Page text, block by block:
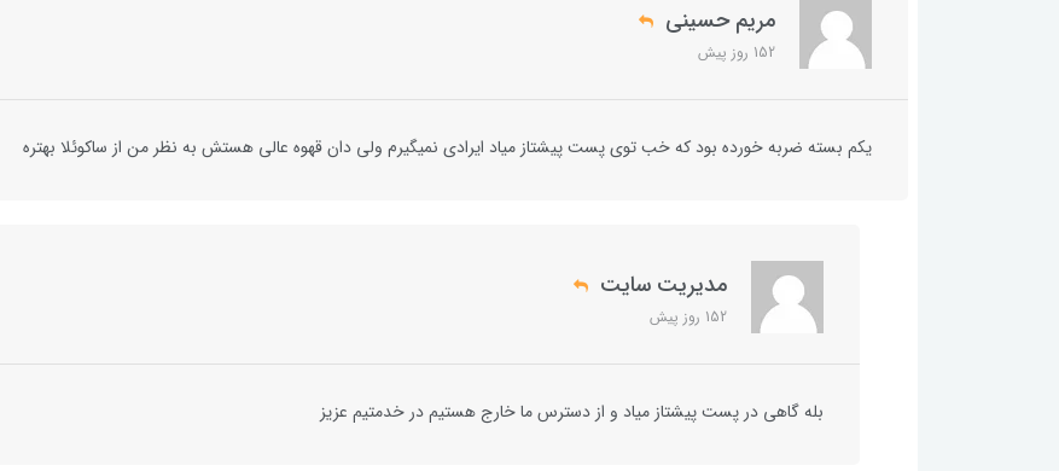
مریم حسینی
152 روز پیش
یکم بسته ضربه خورده بود که خب توی پست پیشتاز میاد ایرادی نمیگیرم ولی دان قهوه عالی هستش به نظر من از ساکوئلا بهتره
مدیریت سایت
152 روز پیش
بله گاهی در پست پیشتاز میاد و از دسترس ما خارج هستیم در خدمتیم عزیز